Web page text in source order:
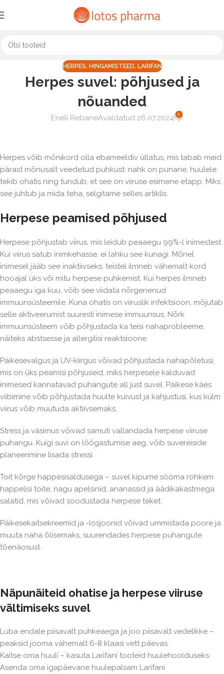
HERPES, HINGAMISTEED, LARIFAN
Herpes suvel: põhjused ja
nõuanded
Eneli RebaneAvaldatud 26.07.2024 0
Herpes võib mõnikord olla ebameeldiv üllatus, mis tabab meid
pärast mõnusalt veedetud puhkust: nahk on punane, huulele
tekib ohatis ning tundub, et see on viiruse esimene etapp. Miks
see juhtub ja mida teha, selgitame selles artiklis.
Herpese peamised põhjused
Herpese põhjustab viirus, mis leidub peaaegu 99%-l inimestest.
Kui viirus satub inimkehasse, ei lahku see kunagi. Mõnel
inimesel jääb see inaktiivseks, teistel ilmneb vähemalt kord
hooajal üks või mitu herpese puhkemist. Kui herpes ilmneb
peaaegu iga kuu, võib see viidata nõrgenenud
immuunsüsteemile. Kuna ohatis on viiruslik infektsioon, mõjutab
selle aktiveerumist suuresti inimese immuunsus. Nõrk
immuunsüsteem võib põhjustada ka teisi nahaprobleeme,
näiteks abstsesse ja allergilisi reaktsioone.
Päikesevalgus ja UV-kiirgus võivad põhjustada nahapõletusi,
mis on üks peamisi põhjuseid, miks herpesele kalduvad
inimesed kannatavad puhangute all just suvel. Päikese käes
viibimine võib põhjustada huulte kuivust ja kahjustusi, kus külm
viirus võib muutuda aktiivsemaks.
Stress ja väsimus võivad samuti vallandada herpese viiruse
puhangu. Kuigi suvi on lõõgastumise aeg, võib suvereiside
planeerimine lisada stressi.
Toit kõrge happesisaldusega – suvel kipume sööma rohkem
happelisi toite, nagu apelsinid, ananassid ja äädikakastmega
salatid, mis võivad soodustada herpese teket.
Päikesekaitsekreemid ja -losjoonid võivad ummistada poore ja
muuta naha õlisemaks, suurendades herpese puhangute
tõenäosust.
Näpunäiteid ohatise ja herpese viiruse
vältimiseks suvel
Luba endale piisavalt puhkeaega ja joo piisavalt vedelikke –
peaksid jooma vähemalt 6-8 klaasi vett päevas.
Kaitse oma huuli – kasuta Larifani tooteid huulehoolduseks.
Asenda oma igapäevane huulepalsam Larifani